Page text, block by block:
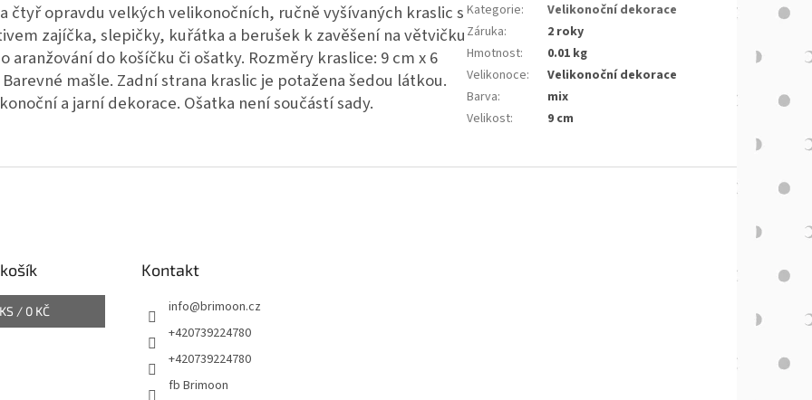
čtyř opravdu velkých velikonočních, ručně vyšívaných kraslic s
zajíčka, slepičky, kuřátka a berušek k zavěšení na větvičku
aranžování do košíčku či ošatky. Rozměry kraslice: 9 cm x 6
mašle. Zadní strana kraslic je potažena šedou látkou.
a jarní dekorace. Ošatka není součástí sady.
Kategorie:
Velikonoční dekorace
Záruka:
2 roky
Hmotnost:
0.01 kg
Velikonoce:
Velikonoční dekorace
Barva:
mix
Velikost: 9 cm
/ 0 KČ
Kontakt
info@brimoon.cz
+420739224780
+420739224780
fb Brimoon